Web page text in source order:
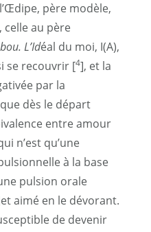
père modèle,
celle au père
L’Idéal du moi, I(A),
se recouvrir [4], et la
par la
dès le départ
entre amour
n’est qu’une
à la base
pulsion orale
aimé en le dévorant.
de devenir